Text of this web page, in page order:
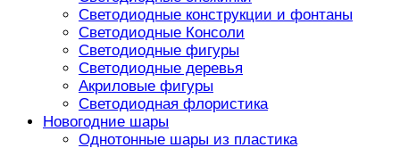
Светодиодные конструкции и фонтаны
Светодиодные Консоли
Светодиодные фигуры
Светодиодные деревья
Акриловые фигуры
Светодиодная флористика
Новогодние шары
Однотонные шары из пластика